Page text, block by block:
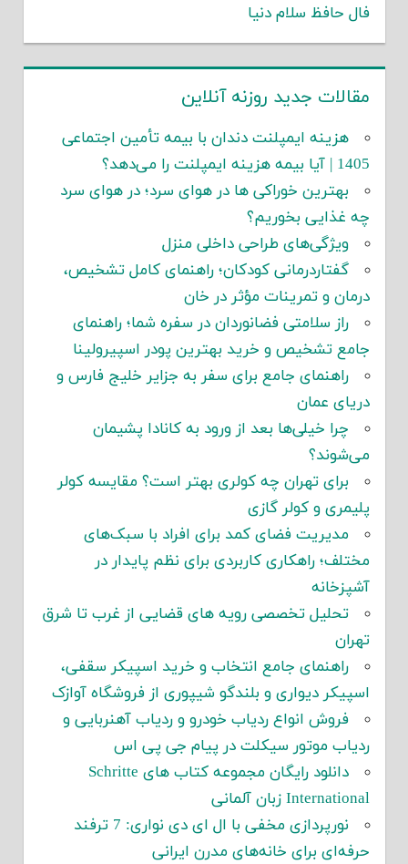
فال حافظ سلام دنیا
مقالات جدید روزنه آنلاین
هزینه ایمپلنت دندان با بیمه تأمین اجتماعی
1405 | آیا بیمه هزینه ایمپلنت را می‌دهد؟
بهترین خوراکی ها در هوای سرد؛ در هوای سرد
چه غذایی بخوریم؟
ویژگی‌های طراحی داخلی منزل
گفتاردرمانی کودکان؛ راهنمای کامل تشخیص،
درمان و تمرینات مؤثر در خان
راز سلامتی فضانوردان در سفره شما؛ راهنمای
جامع تشخیص و خرید بهترین پودر اسپیرولینا
راهنمای جامع برای سفر به جزایر خلیج فارس و
دریای عمان
چرا خیلی‌ها بعد از ورود به کانادا پشیمان
می‌شوند؟
برای تهران چه کولری بهتر است؟ مقایسه کولر
پلیمری و کولر گازی
مدیریت فضای کمد برای افراد با سبک‌های
مختلف؛ راهکاری کاربردی برای نظم پایدار در
آشپزخانه
تحلیل تخصصی رویه های قضایی از غرب تا شرق
تهران
راهنمای جامع انتخاب و خرید اسپیکر سقفی،
اسپیکر دیواری و بلندگو شیپوری از فروشگاه آوازک
فروش انواع ردیاب خودرو و ردیاب آهنربایی و
ردیاب موتور سیکلت در پیام جی پی اس
دانلود رایگان مجموعه کتاب های Schritte
International زبان آلمانی
نورپردازی مخفی با ال ای دی نواری: 7 ترفند
حرفه‌ای برای خانه‌های مدرن ایرانی